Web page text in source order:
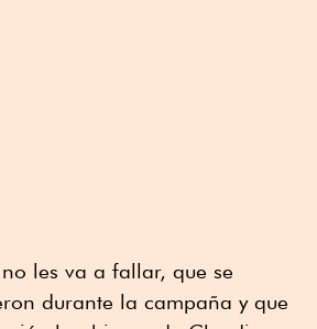
les va a fallar, que se
durante la campaña y que